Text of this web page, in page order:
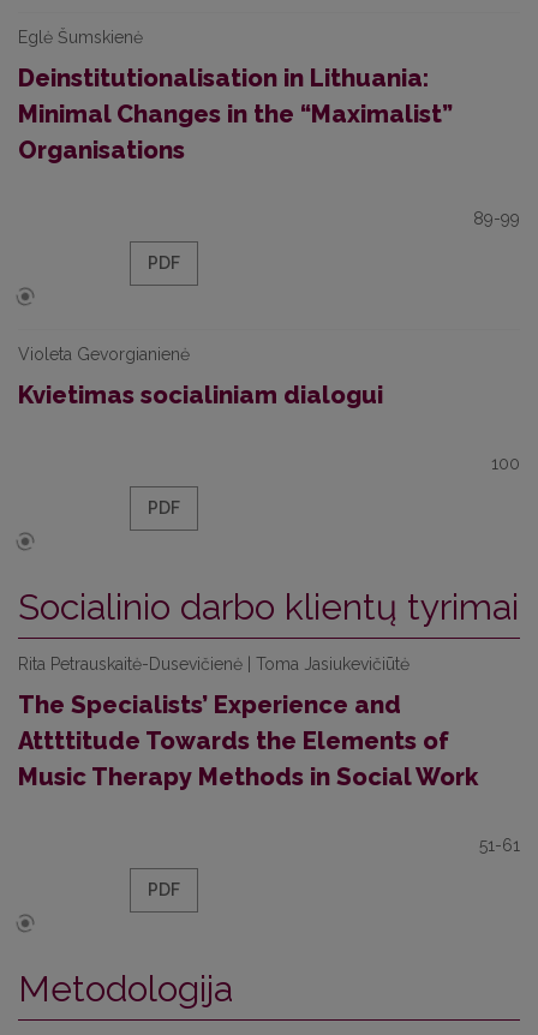
Eglė Šumskienė
Deinstitutionalisation in Lithuania:
Minimal Changes in the “Maximalist”
Organisations
89-99
PDF
Violeta Gevorgianienė
Kvietimas socialiniam dialogui
100
PDF
Socialinio darbo klientų tyrimai
Rita Petrauskaitė-Dusevičienė | Toma Jasiukevičiūtė
The Specialists’ Experience and
Attttitude Towards the Elements of
Music Therapy Methods in Social Work
51-61
PDF
Metodologija